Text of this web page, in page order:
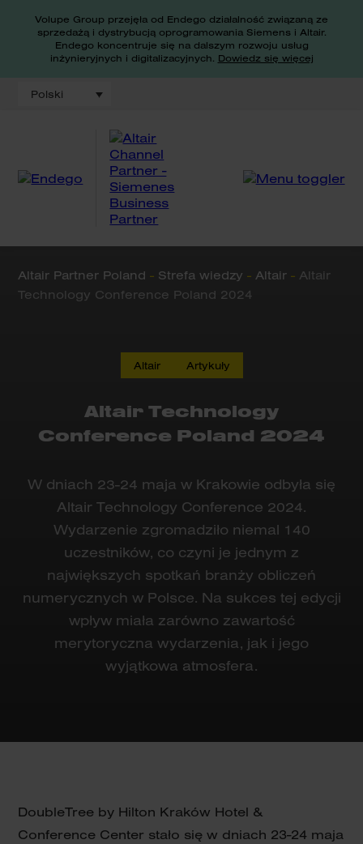
Volupe Group przejęła od Endego działalność związaną ze
sprzedażą i dystrybucją oprogramowania Siemens i Altair.
Endego koncentruje się na dalszym rozwoju usług
inżynieryjnych i digitalizacyjnych. Dowiedz się więcej
Polski
Altair Partner Poland - Strefa wiedzy -Altair - Altair
Technology Conference Poland 2024
Altair Artykuły
Altair Technology
Conference Poland 2024
W dniach 23-24 maja w Krakowie odbyła się
Altair Technology Conference 2024.
Wydarzenie zgromadziło niemal 140
uczestników, co czyni je jednym z
największych spotkań branży obliczeń
numerycznych w Polsce. Na sukces tej edycji
wpływ miała zarówno zawartość
merytoryczna wydarzenia, jak i jego
wyjątkowa atmosfera.
DoubleTree by Hilton Kraków Hotel &
Conference Center stało się w dniach 23-24 maja